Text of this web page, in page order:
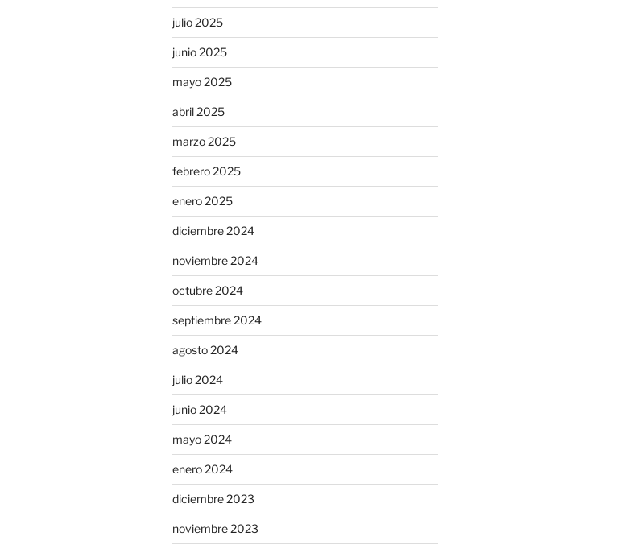
julio 2025
junio 2025
mayo 2025
abril 2025
marzo 2025
febrero 2025
enero 2025
diciembre 2024
noviembre 2024
octubre 2024
septiembre 2024
agosto 2024
julio 2024
junio 2024
mayo 2024
enero 2024
diciembre 2023
noviembre 2023